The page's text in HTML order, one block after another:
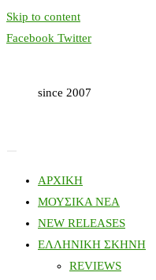
Skip to content
Facebook Twitter
since 2007
ΑΡΧΙΚΗ
ΜΟΥΣΙΚΑ ΝΕΑ
NEW RELEASES
ΕΛΛΗΝΙΚΗ ΣΚΗΝΗ
REVIEWS